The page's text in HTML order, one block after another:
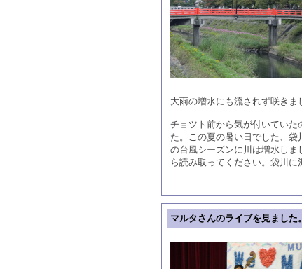
大雨の増水にも流されず咲きま
チョツト前から気が付いてい
た。この夏の暑い日でした、
の台風シーズンに川は増水し
ら読み取ってください。袋川に
マルタさんのライブを見ました。